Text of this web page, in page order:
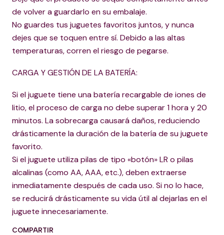
de volver a guardarlo en su embalaje.
No guardes tus juguetes favoritos juntos, y nunca
dejes que se toquen entre sí. Debido a las altas
temperaturas, corren el riesgo de pegarse.
CARGA Y GESTIÓN DE LA BATERÍA:
Si el juguete tiene una batería recargable de iones de
litio, el proceso de carga no debe superar 1 hora y 20
minutos. La sobrecarga causará daños, reduciendo
drásticamente la duración de la batería de su juguete
favorito.
Si el juguete utiliza pilas de tipo «botón» LR o pilas
alcalinas (como AA, AAA, etc.), deben extraerse
inmediatamente después de cada uso. Si no lo hace,
se reducirá drásticamente su vida útil al dejarlas en el
juguete innecesariamente.
COMPARTIR